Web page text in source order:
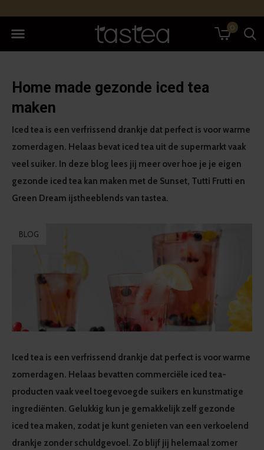
0
Home made gezonde iced tea
maken
Iced tea is een verfrissend drankje dat perfect is voor warme
zomerdagen. Helaas bevat iced tea uit de supermarkt vaak
veel suiker. In deze blog lees jij meer over hoe je je eigen
gezonde iced tea kan maken met de Sunset, Tutti Frutti en
Green Dream ijstheeblends van tastea.
BLOG
Iced tea is een verfrissend drankje dat perfect is voor warme
zomerdagen. Helaas bevatten commerciële iced tea-
producten vaak veel toegevoegde suikers en kunstmatige
ingrediënten. Gelukkig kun je gemakkelijk zelf gezonde
iced tea maken, zodat je kunt genieten van een verkoelend
drankje zonder schuldgevoel. Zo blijf jij helemaal zomer